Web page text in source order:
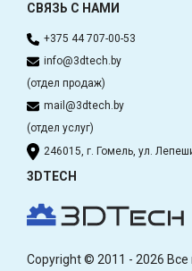
СВЯЗЬ С НАМИ
+375 44 707-00-53
info@3dtech.by
(отдел продаж)
mail@3dtech.by
(отдел услуг)
246015, г. Гомель, ул.
3DTECH
Copyright © 2011 - 2026